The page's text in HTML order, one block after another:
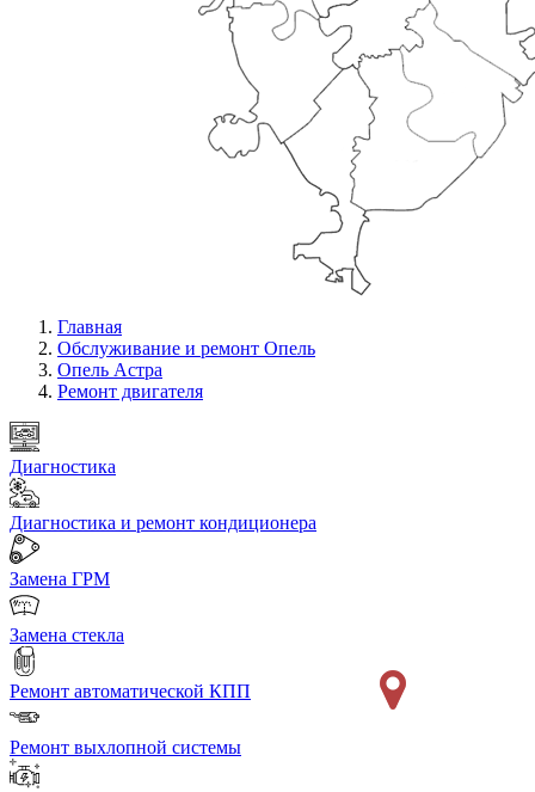
Главная
Обслуживание и ремонт Опель
Опель Астра
Ремонт двигателя
Диагностика
Диагностика и ремонт кондиционера
Замена ГРМ
Замена стекла
Ремонт автоматической КПП
Ремонт выхлопной системы